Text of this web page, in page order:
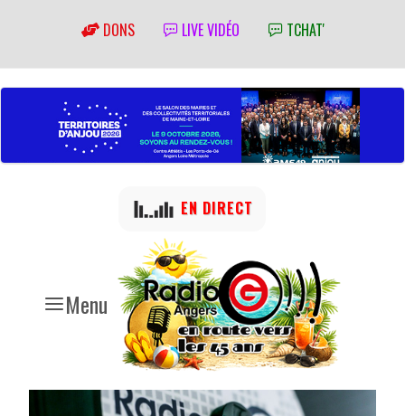
DONS LIVE VIDÉO TCHAT'
Menu
EN DIRECT